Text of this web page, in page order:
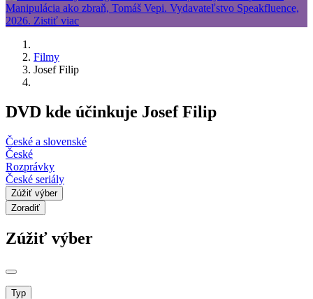
Filmy
Josef Filip
DVD kde účinkuje Josef Filip
České a slovenské
České
Rozprávky
České seriály
Zúžiť výber
Zoradiť
Zúžiť výber
Typ